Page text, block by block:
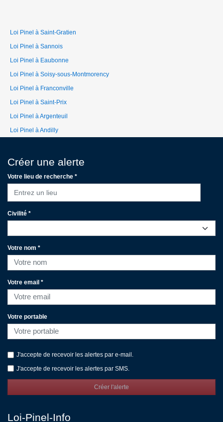
Loi Pinel à Saint-Gratien
Loi Pinel à Sannois
Loi Pinel à Eaubonne
Loi Pinel à Soisy-sous-Montmorency
Loi Pinel à Franconville
Loi Pinel à Saint-Prix
Loi Pinel à Argenteuil
Loi Pinel à Andilly
Créer une alerte
Votre lieu de recherche *
Entrez un lieu
Civilité *
Votre nom *
Votre email *
Votre portable
J'accepte de recevoir les alertes par e-mail.
J'accepte de recevoir les alertes par SMS.
Créer l'alerte
Loi-Pinel-Info